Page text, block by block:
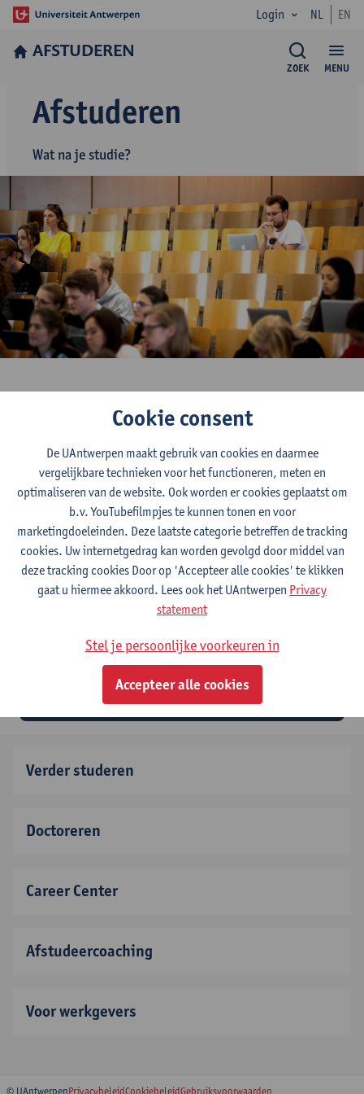
Login NL EN
AFSTUDEREN
MENU
ZOEK
Afstuderen
Wat na je studie?
Interesse om verder te studeren of te doctoreren? Of ga je toch
liever meteen aan de slag? Heb je nood aan begeleiding bij de
overstap naar de arbeidsmarkt? We zetten je graag op weg.
Deelnemen als werkgever aan Moving
Hét grote afstudeerevent voor de Antwerpse student!
Verder studeren
Doctoreren
Career Center
Afstudeercoaching
Voor werkgevers
© UAntwerpenPrivacybeleidCookiebeleidGebruiksvoorwaarden
Cookie consent
De UAntwerpen maakt gebruik van cookies en daarmee
vergelijkbare technieken voor het functioneren, meten en
optimaliseren van de website. Ook worden er cookies geplaatst om
b.v. YouTubefilmpjes te kunnen tonen en voor
marketingdoeleinden. Deze laatste categorie betreffen de tracking
cookies. Uw internetgedrag kan worden gevolgd door middel van
deze tracking cookies Door op 'Accepteer alle cookies' te klikken
gaat u hiermee akkoord. Lees ook het UAntwerpen Privacy
statement
Stel je persoonlijke voorkeuren in
Accepteer alle cookies